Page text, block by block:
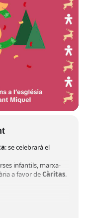
: se celebrarà el
infantils, marxa-
a favor deCàritas.